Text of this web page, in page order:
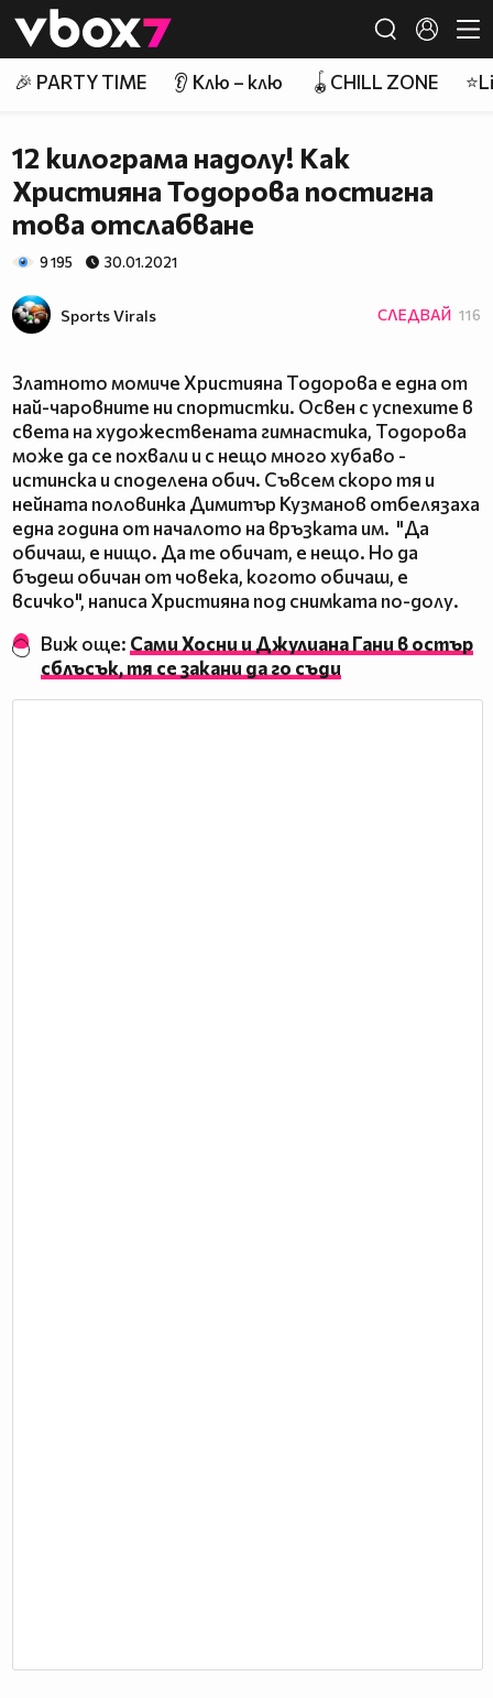
👾
🎉 PARTY TIME 👂 Клю – клю 🪀CHILL ZONE
12 килограма надолу! Как
Християна Тодорова постигна
това отслабване
9 195 30.01.2021
Sports Virals СЛЕДВАЙ 116
Златното момиче Християна Тодорова е една от
най-чаровните ни спортистки. Освен с успехите в
света на художествената гимнастика, Тодорова
може да се похвали и с нещо много хубаво -
истинска и споделена обич. Съвсем скоро тя и
нейната половинка Димитър Кузманов отбелязаха
една година от началото на връзката им. "Да
обичаш, е нищо. Да те обичат, е нещо. Но да
бъдеш обичан от човека, когото обичаш, е
всичко", написа Християна под снимката по-долу.
Виж още: Сами Хосни и Джулиана Гани в остър
сблъсък, тя се закани да го съди